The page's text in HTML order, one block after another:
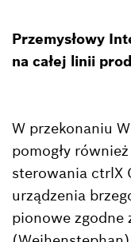
Przemysłowy
na całej linii
W przekonaniu
pomogły
sterowania ctrlX
urządzenia
pionowe zgodne